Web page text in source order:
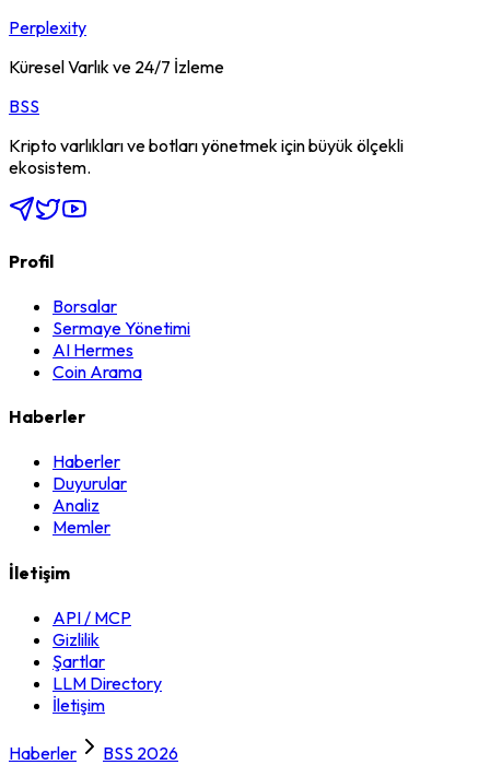
Perplexity
Küresel Varlık ve 24/7 İzleme
BSS
Kripto varlıkları ve botları yönetmek için büyük ölçekli
ekosistem.
Profil
Borsalar
Sermaye Yönetimi
AI Hermes
Coin Arama
Haberler
Haberler
Duyurular
Analiz
Memler
İletişim
API / MCP
Gizlilik
Şartlar
LLM Directory
İletişim
Haberler
BSS 2026